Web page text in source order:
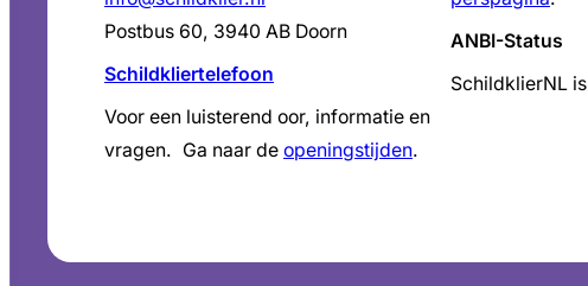
Postbus 60, 3940 AB Doorn
Schildkliertelefoon
Voor een luisterend oor, informatie en
vragen. Ga naar de openingstijden.
ANBI-Status
SchildklierNL is